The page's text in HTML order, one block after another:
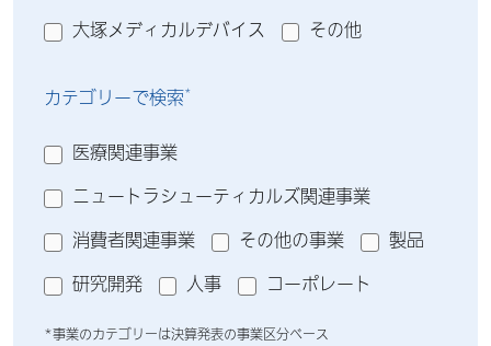
大塚メディカルデバイス
その他
カテゴリーで検索*
医療関連事業
ニュートラシューティカルズ関連事業
消費者関連事業
その他の事業
製品
研究開発
人事 コーポレート
*事業のカテゴリーは決算発表の事業区分ベース